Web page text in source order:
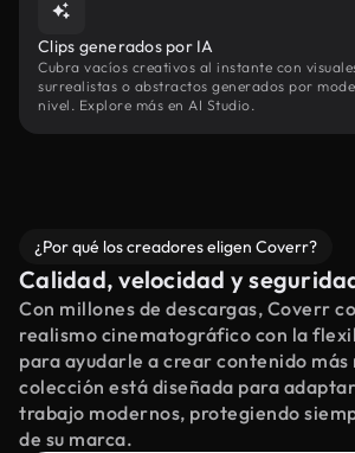
Clips generados por IA
Cubra vacíos creativos al instante con
surrealistas o abstractos generados por
nivel. Explore más en AI Studio.
¿Por qué los creadores eligen Coverr?
Calidad, velocidad y
Con millones de descargas, Coverr
realismo cinematográfico con la
para ayudarle a crear contenido más
colección está diseñada para
trabajo modernos, protegiendo
de su marca.